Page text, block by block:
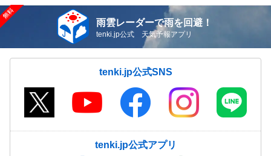
雨雲レーダーで雨を回避！
tenki.jp公式 天気予報アプリ
tenki.jp公式SNS
tenki.jp公式アプリ